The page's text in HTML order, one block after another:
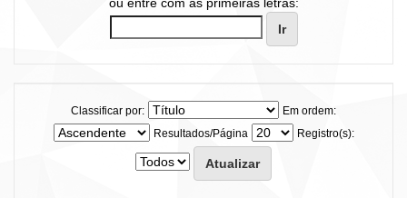
Classificar por:
Em ordem:
Resultados/Página
Registro(s):